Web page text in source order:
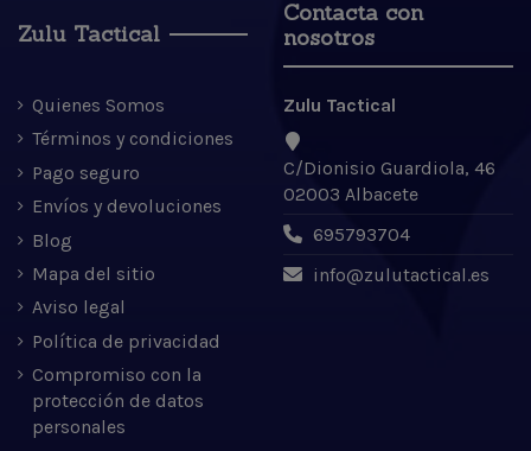
Zulu Tactical
Quienes Somos
Términos y condiciones
Pago seguro
Envíos y devoluciones
Blog
Mapa del sitio
Aviso legal
Política de privacidad
Compromiso con la
protección de datos
personales
Contacta con
nosotros
Zulu Tactical
C/Dionisio Guardiola, 46
02003 Albacete
695793704
info@zulutactical.es